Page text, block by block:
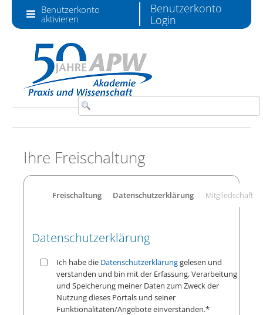
Zum Inhalt wechseln
Benutzerkonto
aktivieren
Benutzerkonto
Login
Ihre Freischaltung
Freischaltung Datenschutzerklärung Mitgliedschaft
Datenschutzerklärung
Ich habe die Datenschutzerklärunggelesen und
verstanden und bin mit der Erfassung, Verarbeitung
und Speicherung meiner Daten zum Zweck der
Nutzung dieses Portals und seiner
Funktionalitäten/Angebote einverstanden.*